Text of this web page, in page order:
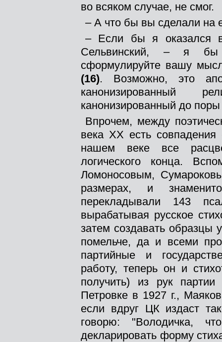
во всяком случае, не смог.
– А что бы вы сделали на
– Если бы я оказался в
Сельвинский, – я
сформулируйте вашу
(16). Возможно, это
канонизированный
канонизированный до
Впрочем, между
века XX есть
нашем веке все
логического конца.
Ломоносовым,
размерах, и
перекладывали 143
вырабатывая русское
затем создавать образцы
помельче, да и всеми
партийные и
работу, теперь он и
получить) из рук
Петровке в 1927 г.,
если вдруг ЦК издаст
говорю: "Володичка,
декларировать форму